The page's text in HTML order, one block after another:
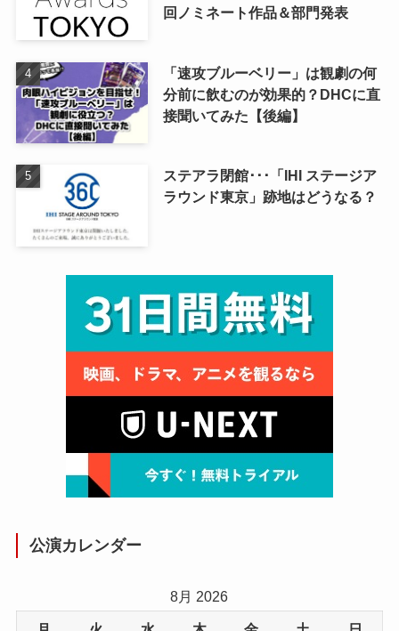
回ノミネート作品＆部門発表
「速攻ブルーベリー」は観劇の何
分前に飲むのが効果的？DHCに直
接聞いてみた【後編】
ステアラ閉館･･･「IHI ステージア
ラウンド東京」跡地はどうなる？
公演カレンダー
8月 2026